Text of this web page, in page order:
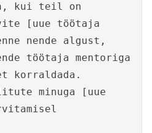
kui teil on
[uue töötaja
nende algust,
töötaja mentoriga
korraldada.
minuga [uue